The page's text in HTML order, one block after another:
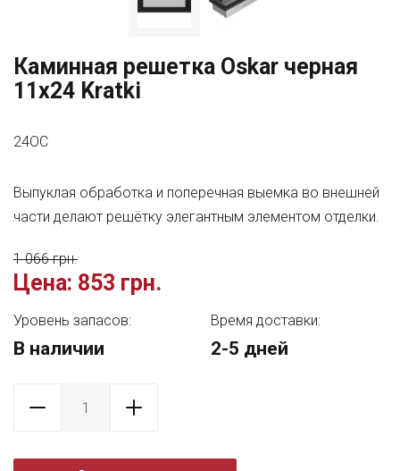
Каминная решетка Oskar черная
11x24 Kratki
24OC
Выпуклая обработка и поперечная выемка во внешней
части делают решётку элегантным элементом отделки.
Цена: 853 грн.
1 066 грн.
Уровень запасов:
В наличии
Время доставки:
2-5 дней